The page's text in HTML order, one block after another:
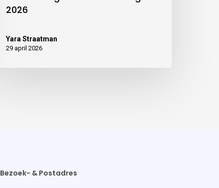
2026
Yara Straatman
29 april 2026
Bezoek- & Postadres